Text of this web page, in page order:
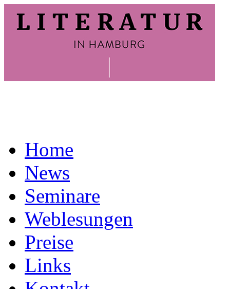
Home
News
Seminare
Weblesungen
Preise
Links